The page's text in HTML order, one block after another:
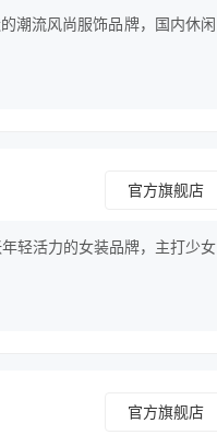
潮流风尚服饰品牌，国内休闲
官方旗舰店
轻活力的女装品牌，主打少女
官方旗舰店